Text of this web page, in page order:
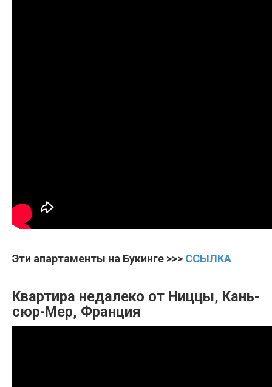
Эти апартаменты на Букинге >>> ССЫЛКА
Квартира недалеко от Ниццы, Кань-
сюр-Мер, Франция